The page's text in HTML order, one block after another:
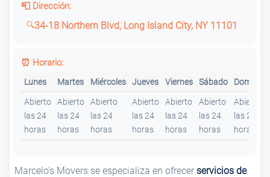
📮 Dirección:
34-18 Northern Blvd, Long Island City, NY 11101
⏰ Horario:
Lunes Martes Miércoles Jueves Viernes Sábado Domingo
Abierto
las 24
horas
Abierto
las 24
horas
Abierto
las 24
horas
Abierto
las 24
horas
Abierto
las 24
horas
Abierto
las 24
horas
Abierto
las 24
horas
Marcelo's Movers se especializa en ofrecer servicios de